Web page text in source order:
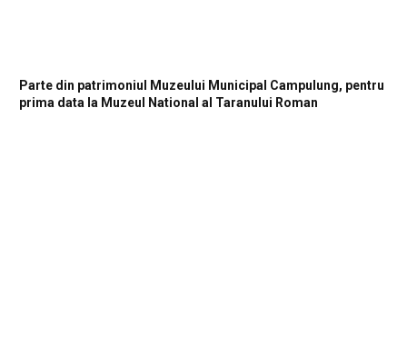
Parte din patrimoniul Muzeului Municipal Campulung, pentru
prima data la Muzeul National al Taranului Roman